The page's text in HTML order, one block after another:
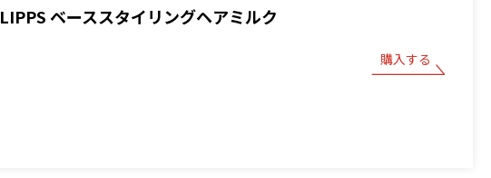
LIPPS ベーススタイリングヘアミルク
購入する